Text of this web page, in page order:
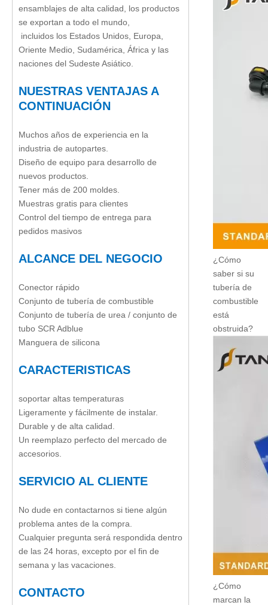
ensamblajes de alta calidad, los productos
se exportan a todo el mundo,
incluidos los Estados Unidos, Europa,
Oriente Medio, Sudamérica, África y las
naciones del Sudeste Asiático.
NUESTRAS VENTAJAS A
CONTINUACIÓN
Muchos años de experiencia en la
industria de autopartes.
Diseño de equipo para desarrollo de
nuevos productos.
Tener más de 200 moldes.
Muestras gratis para clientes
Control del tiempo de entrega para
pedidos masivos
ALCANCE DEL NEGOCIO
Conector rápido
Conjunto de tubería de combustible
Conjunto de tubería de urea / conjunto de
tubo SCR Adblue
Manguera de silicona
CARACTERISTICAS
soportar altas temperaturas
Ligeramente y fácilmente de instalar.
Durable y de alta calidad.
Un reemplazo perfecto del mercado de
accesorios.
SERVICIO AL CLIENTE
No dude en contactarnos si tiene algún
problema antes de la compra.
Cualquier pregunta será respondida dentro
de las 24 horas, excepto por el fin de
semana y las vacaciones.
CONTACTO
¿Cómo
saber si su
tubería de
combustible
está
obstruida?
¿Cómo
marcan la